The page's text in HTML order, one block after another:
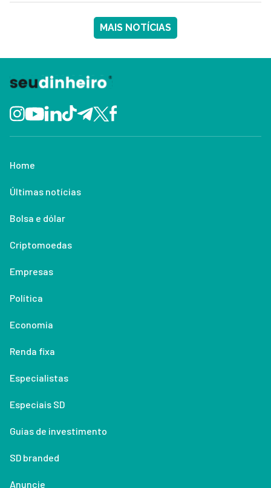
MAIS NOTÍCIAS
Home
Últimas notícias
Bolsa e dólar
Criptomoedas
Empresas
Política
Economia
Renda fixa
Especialistas
Especiais SD
Guias de investimento
SD branded
Anuncie